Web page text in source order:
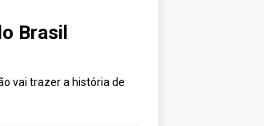
Brasil
vai trazer a história de